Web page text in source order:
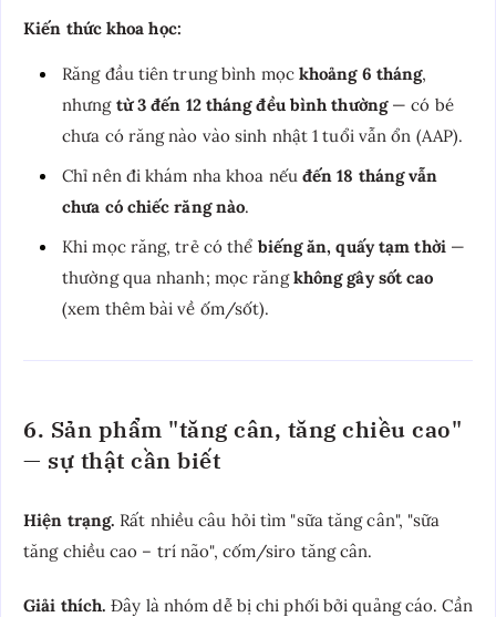
Kiến thức khoa học:
Răng đầu tiên trung bình mọc khoảng 6 tháng,
nhưng từ 3 đến 12 tháng đều bình thường— có bé
chưa có răng nào vào sinh nhật 1 tuổi vẫn ổn (AAP).
Chỉ nên đi khám nha khoa nếu đến 18 tháng vẫn
chưa có chiếc răng nào.
Khi mọc răng, trẻ có thể biếng ăn, quấy tạm thời—
thường qua nhanh; mọc răngkhông gây sốt cao
(xem thêm bài về ốm/sốt).
6. Sản phẩm "tăng cân, tăng chiều cao"
— sự thật cần biết
Hiện trạng. Rất nhiều câu hỏi tìm "sữa tăng cân", "sữa
tăng chiều cao – trí não", cốm/siro tăng cân.
Giải thích. Đây là nhóm dễ bị chi phối bởi quảng cáo. Cần